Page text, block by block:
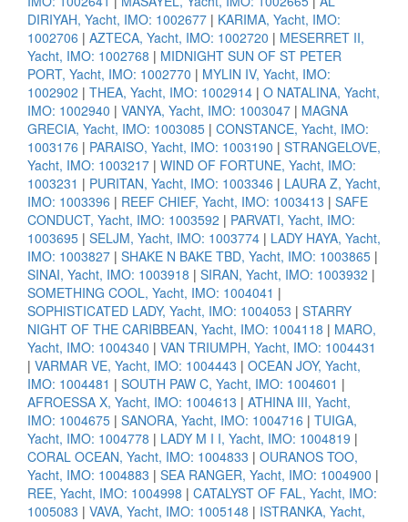
DIRIYAH, Yacht, IMO: 1002677 | KARIMA, Yacht, IMO:
1002706 | AZTECA, Yacht, IMO: 1002720 | MESERRET II,
Yacht, IMO: 1002768 | MIDNIGHT SUN OF ST PETER
PORT, Yacht, IMO: 1002770 | MYLIN IV, Yacht, IMO:
1002902 | THEA, Yacht, IMO: 1002914 | O NATALINA, Yacht,
IMO: 1002940 | VANYA, Yacht, IMO: 1003047 | MAGNA
GRECIA, Yacht, IMO: 1003085 | CONSTANCE, Yacht, IMO:
1003176 | PARAISO, Yacht, IMO: 1003190 | STRANGELOVE,
Yacht, IMO: 1003217 | WIND OF FORTUNE, Yacht, IMO:
1003231 | PURITAN, Yacht, IMO: 1003346 | LAURA Z, Yacht,
IMO: 1003396 | REEF CHIEF, Yacht, IMO: 1003413 | SAFE
CONDUCT, Yacht, IMO: 1003592 | PARVATI, Yacht, IMO:
1003695 | SELJM, Yacht, IMO: 1003774 | LADY HAYA, Yacht,
IMO: 1003827 | SHAKE N BAKE TBD, Yacht, IMO: 1003865 |
SINAI, Yacht, IMO: 1003918 | SIRAN, Yacht, IMO: 1003932 |
SOMETHING COOL, Yacht, IMO: 1004041 |
SOPHISTICATED LADY, Yacht, IMO: 1004053 | STARRY
NIGHT OF THE CARIBBEAN, Yacht, IMO: 1004118 | MARO,
Yacht, IMO: 1004340 | VAN TRIUMPH, Yacht, IMO: 1004431
| VARMAR VE, Yacht, IMO: 1004443 | OCEAN JOY, Yacht,
IMO: 1004481 | SOUTH PAW C, Yacht, IMO: 1004601 |
AFROESSA X, Yacht, IMO: 1004613 | ATHINA III, Yacht,
IMO: 1004675 | SANORA, Yacht, IMO: 1004716 | TUIGA,
Yacht, IMO: 1004778 | LADY M I I, Yacht, IMO: 1004819 |
CORAL OCEAN, Yacht, IMO: 1004833 | OURANOS TOO,
Yacht, IMO: 1004883 | SEA RANGER, Yacht, IMO: 1004900 |
REE, Yacht, IMO: 1004998 | CATALYST OF FAL, Yacht, IMO:
1005083 | VAVA, Yacht, IMO: 1005148 | ISTRANKA, Yacht,